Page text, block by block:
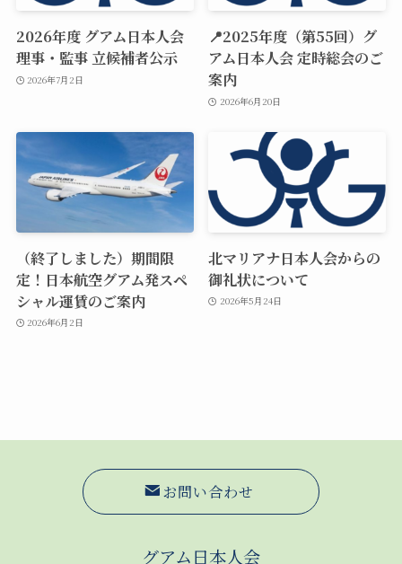
2026年度 グアム日本人会
理事・監事 立候補者公示
2026年7月2日
📍2025年度（第55回）グ
アム日本人会 定時総会のご
案内
2026年6月20日
（終了しました）期間限
定！日本航空グアム発スペ
シャル運賃のご案内
2026年6月2日
北マリアナ日本人会からの
御礼状について
2026年5月24日
お問い合わせ
グアム日本人会